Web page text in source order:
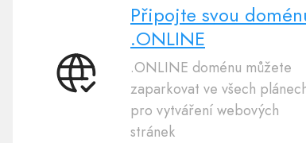
Připojte
Připojte svou
.ONLINE
.ONLINE doménu můžete
zaparkovat ve všech
pro vytváření webových
stránek